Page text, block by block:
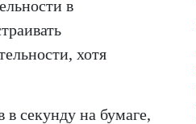
в
хотя
в секунду на бумаге,